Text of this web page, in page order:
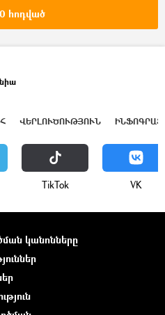
հոդված
ՎԵՐԼՈՒԾՈՒԹՅՈՒՆ
ТikТоk VK
կանոնները